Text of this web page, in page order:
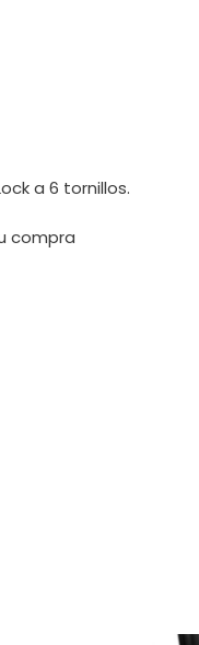
a 6 tornillos.
compra